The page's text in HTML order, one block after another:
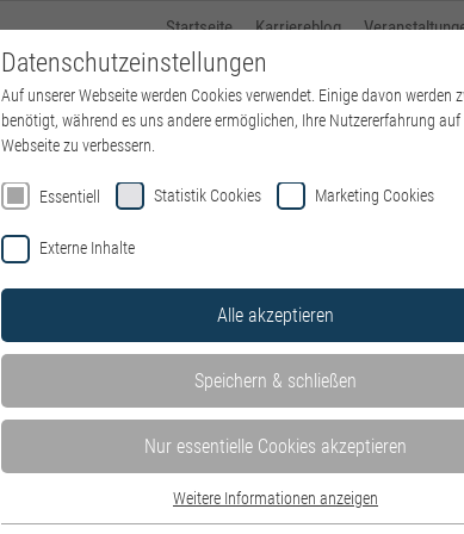
Über kbo Standorte kbo-Karriere
Startseite Karriereblog
Datenschutzeinstellungen
Auf unserer Webseite werden Cookies verwendet. Einige davon werden
benötigt, während es uns andere ermöglichen, Ihre Nutzererfahrung auf
Webseite zu verbessern.
Essentiell Statistik Cookies Marketing Cookies
Externe Inhalte
Alle akzeptieren
Speichern & schließen
Nur essentielle Cookies akzeptieren
Weitere Informationen anzeigen